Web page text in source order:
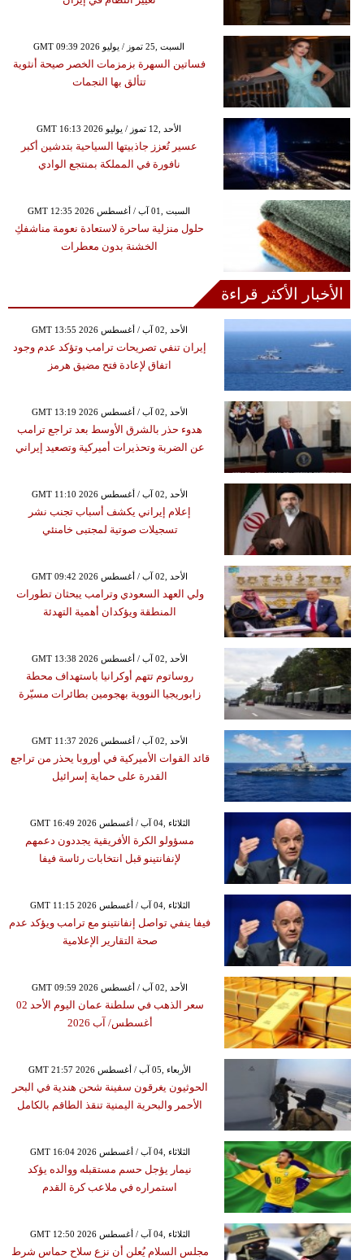
GMT 09:39 2026 السبت ,25 تموز / يوليو
فساتين السهرة بزمزمات الخصر صيحة أنثوية
تتألق بها النجمات
GMT 16:13 2026 الأحد ,12 تموز / يوليو
عسير تُعزز جاذبيتها السياحية بتدشين أكبر
نافورة في المملكة بمنتجع الوادي
GMT 12:35 2026 السبت ,01 آب / أغسطس
حلول منزلية ساحرة لاستعادة نعومة مناشفكِ
الخشنة بدون معطرات
الأخبار الأكثر قراءة
GMT 13:55 2026 الأحد ,02 آب / أغسطس
إيران تنفي تصريحات ترامب وتؤكد عدم وجود
اتفاق لإعادة فتح مضيق هرمز
GMT 13:19 2026 الأحد ,02 آب / أغسطس
هدوء حذر بالشرق الأوسط بعد تراجع ترامب
عن الضربة وتحذيرات أميركية وتصعيد إيراني
GMT 11:10 2026 الأحد ,02 آب / أغسطس
إعلام إيراني يكشف أسباب تجنب نشر
تسجيلات صوتية لمجتبى خامنئي
GMT 09:42 2026 الأحد ,02 آب / أغسطس
ولي العهد السعودي وترامب يبحثان تطورات
المنطقة ويؤكدان أهمية التهدئة
GMT 13:38 2026 الأحد ,02 آب / أغسطس
روساتوم تتهم أوكرانيا باستهداف محطة
زابوريجيا النووية بهجومين بطائرات مسيّرة
GMT 11:37 2026 الأحد ,02 آب / أغسطس
قائد القوات الأميركية في أوروبا يحذر من تراجع
القدرة على حماية إسرائيل
GMT 16:49 2026 الثلاثاء ,04 آب / أغسطس
مسؤولو الكرة الأفريقية يجددون دعمهم
لإنفانتينو قبل انتخابات رئاسة فيفا
GMT 11:15 2026 الثلاثاء ,04 آب / أغسطس
فيفا ينفي تواصل إنفانتينو مع ترامب ويؤكد عدم
صحة التقارير الإعلامية
GMT 09:59 2026 الأحد ,02 آب / أغسطس
سعر الذهب في سلطنة عمان اليوم الأحد 02
أغسطس/ آب 2026
GMT 21:57 2026 الأربعاء ,05 آب / أغسطس
الحوثيون يغرقون سفينة شحن هندية في البحر
الأحمر والبحرية اليمنية تنقذ الطاقم بالكامل
GMT 16:04 2026 الثلاثاء ,04 آب / أغسطس
نيمار يؤجل حسم مستقبله ووالده يؤكد
استمراره في ملاعب كرة القدم
GMT 12:50 2026 الثلاثاء ,04 آب / أغسطس
مجلس السلام يُعلن أن نزع سلاح حماس شرط